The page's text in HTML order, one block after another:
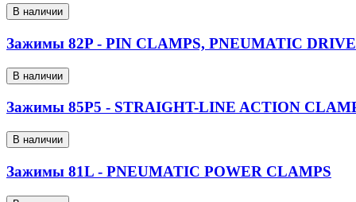
В наличии
Зажимы 82P - PIN CLAMPS, PNEUMATIC DRIVE
В наличии
Зажимы 85P5 - STRAIGHT-LINE ACTION
В наличии
Зажимы 81L - PNEUMATIC POWER CLAMPS